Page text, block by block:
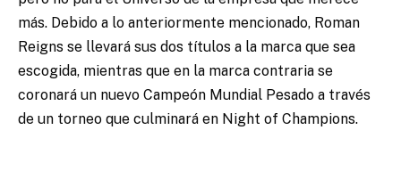
más. Debido a lo anteriormente mencionado, Roman
Reigns se llevará sus dos títulos a la marca que sea
escogida, mientras que en la marca contraria se
coronará un nuevo Campeón Mundial Pesado a través
de un torneo que culminará en Night of Champions.